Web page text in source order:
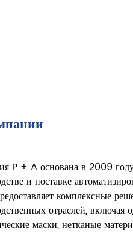
P + A основана в 2009 году
и поставке
комплексные
отраслей, включая
маски, нетканые